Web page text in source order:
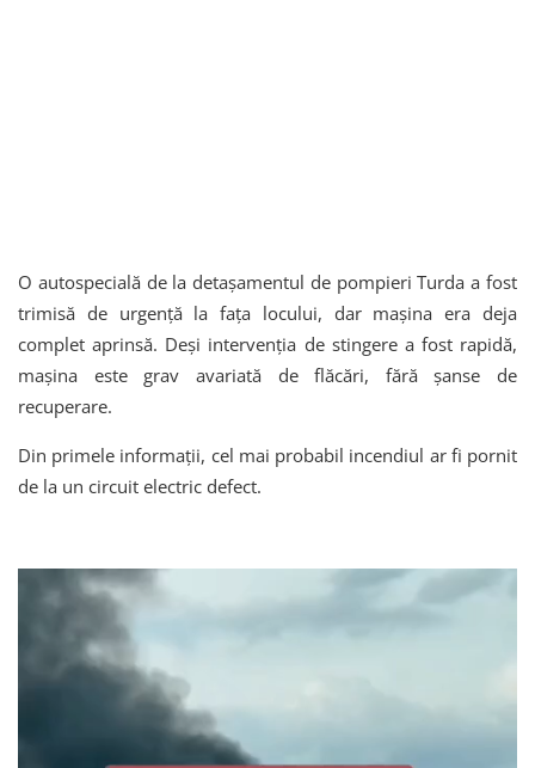
O autospecială de la detașamentul de pompieri Turda a fost
trimisă de urgență la fața locului, dar mașina era deja
complet aprinsă. Deși intervenția de stingere a fost rapidă,
mașina este grav avariată de flăcări, fără șanse de
recuperare.
Din primele informații, cel mai probabil incendiul ar fi pornit
de la un circuit electric defect.